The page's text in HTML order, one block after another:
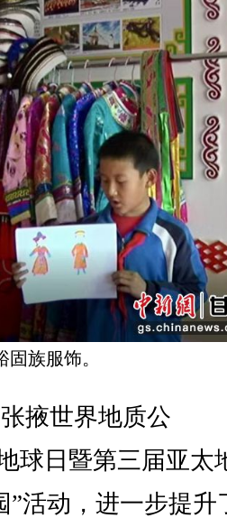
固族服饰。
世界地质公
球日暨第三届亚太
”活动，进一步提升